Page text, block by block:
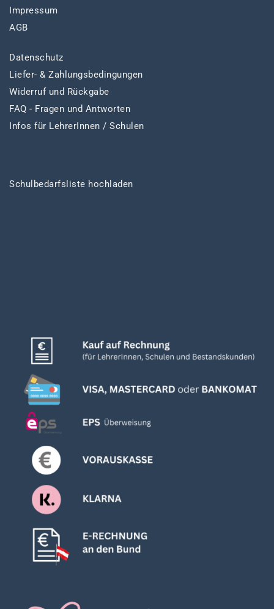
Impressum
AGB
Datenschutz
Liefer- & Zahlungsbedingungen
Widerruf und Rückgabe
FAQ - Fragen und Antworten
Infos für LehrerInnen / Schulen
Schulbedarfsliste hochladen